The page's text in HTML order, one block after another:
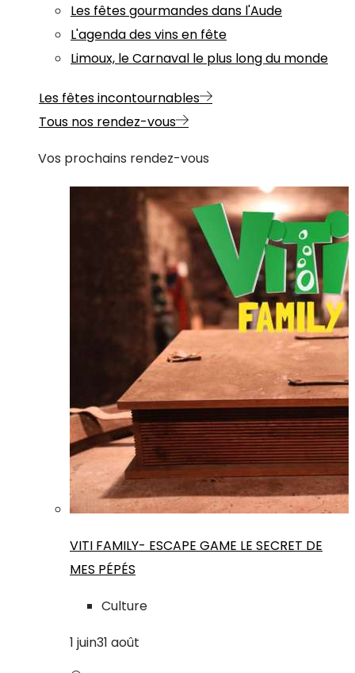
Les fêtes gourmandes dans l'Aude
L'agenda des vins en fête
Limoux, le Carnaval le plus long du monde
Les fêtes incontournables
Tous nos rendez-vous
Vos prochains rendez-vous
VITI FAMILY- ESCAPE GAME LE SECRET DE
MES PÉPÉS
Culture
1 juin31 août